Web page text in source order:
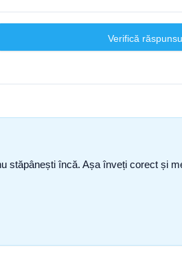
Verifică
stăpânești încă. Așa înveți corect și